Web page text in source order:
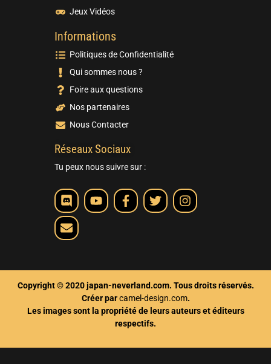
Jeux Vidéos
Informations
Politiques de Confidentialité
Qui sommes nous ?
Foire aux questions
Nos partenaires
Nous Contacter
Réseaux Sociaux
Tu peux nous suivre sur :
Copyright © 2020 japan-neverland.com. Tous droits réservés.
Créer parcamel-design.com.
Les images sont la propriété de leurs auteurs et éditeurs
respectifs.